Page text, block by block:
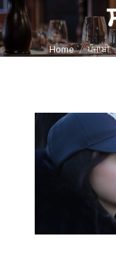
You are here:
Home ਪੰਜਾਬੀ